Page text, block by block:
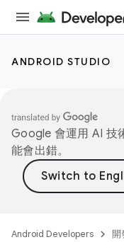
ANDROID STUDIO
Google 會運用 AI 技
能會出錯。
Android Developers 開